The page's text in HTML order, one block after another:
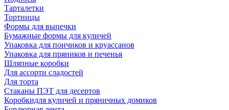
Тарталетки
Тортницы
Формы для выпечки
Бумажные формы для куличей
Упаковка для пончиков и круассанов
Упаковка для пряников и печенья
Шляпные коробки
Для ассорти сладостей
Для торта
Стаканы ПЭТ для десертов
Коробкидля куличей и пряничных домиков